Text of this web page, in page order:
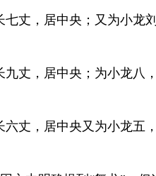
七丈，居中央；又为小龙
九丈，居中央；为小龙八
六丈，居中央又为小龙五